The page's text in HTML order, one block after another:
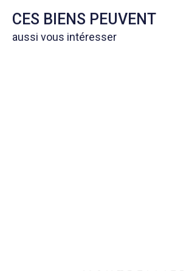
CES BIENS PEUVENT
aussi vous intéresser